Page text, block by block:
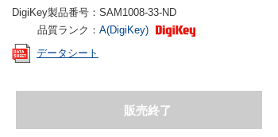
DigiKey製品番号： SAM1008-33-ND
品質ランク： A(DigiKey)
データシート